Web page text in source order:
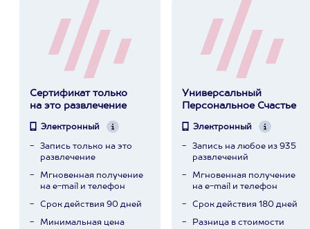
Сертификат только
на это развлечение
Электронный
Запись только на это
развлечение
Мгновенная получение
на e-mail и телефон
Срок действия 90 дней
Минимальная цена
Универсальный
Персональное Счастье
Электронный
Запись на любое из 935
развлечений
Мгновенная получение
на e-mail и телефон
Срок действия 180 дней
Разница в стоимости